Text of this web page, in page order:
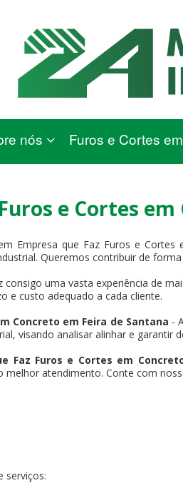
nós Furos e Cortes
e Cortes
Empresa que Faz Furos e
Queremos contribuir de
uma vasta experiência de
e custo adequado a cada cliente.
Concreto em Feira de Santana -
visando analisar alinhar e
Faz Furos e Cortes em
melhor atendimento. Conte com
serviços: